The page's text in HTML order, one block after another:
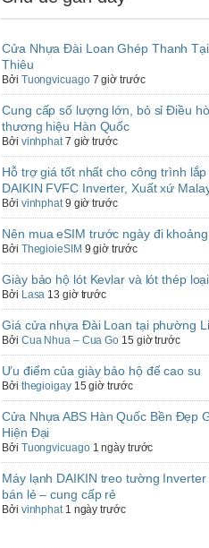
Cửa Nhựa Đài Loan Ghép Thanh
Thiêu
Bởi Tuongvicuago 7 giờ trước
Cung cấp số lượng lớn, bỏ sỉ Điều
thương hiệu Hàn Quốc
Bởi vinhphat 7 giờ trước
Hỗ trợ giá tốt nhất cho công trình
DAIKIN FVFC Inverter, Xuất xứ
Bởi vinhphat 9 giờ trước
Nên mua eSIM trước ngày đi
Bởi ThegioieSIM 9 giờ trước
Giày bảo hộ lót Kevlar và lót thép
Bởi Lasa 13 giờ trước
Giá cửa nhựa Đài Loan tại phường
Bởi Cua Nhua – Cua Go 15 giờ trước
Ưu điểm của giày bảo hộ đế cao su
Bởi thegioigay 15 giờ trước
Cửa Nhựa ABS Hàn Quốc Bền Đẹp
Hiện Đại
Bởi Tuongvicuago 1 ngày trước
Máy lạnh DAIKIN treo tường
bán lẻ – cung cấp rẻ
Bởi vinhphat 1 ngày trước